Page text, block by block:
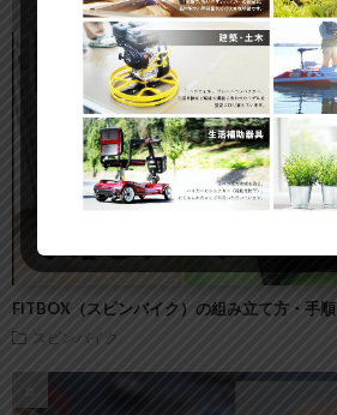
FITBOX（スピンバイク）の組み立て方・手順
スピンバイク